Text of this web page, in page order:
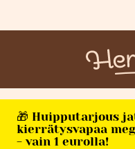
🎁 Huipputarjous
kierrätysvapaa
- vain 1 eurolla!